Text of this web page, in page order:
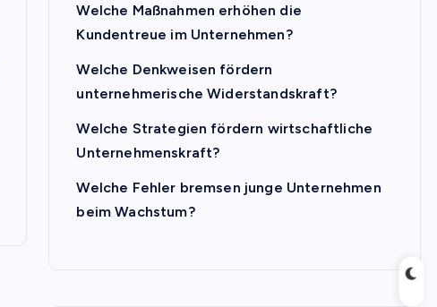
Welche Maßnahmen erhöhen die
Kundentreue im Unternehmen?
Welche Denkweisen fördern
unternehmerische Widerstandskraft?
Welche Strategien fördern wirtschaftliche
Unternehmenskraft?
Welche Fehler bremsen junge Unternehmen
beim Wachstum?